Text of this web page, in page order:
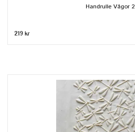
Handrulle Vågor 2
219 kr